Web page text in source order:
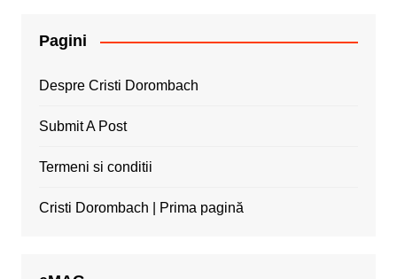
Pagini
Despre Cristi Dorombach
Submit A Post
Termeni si conditii
Cristi Dorombach | Prima pagină